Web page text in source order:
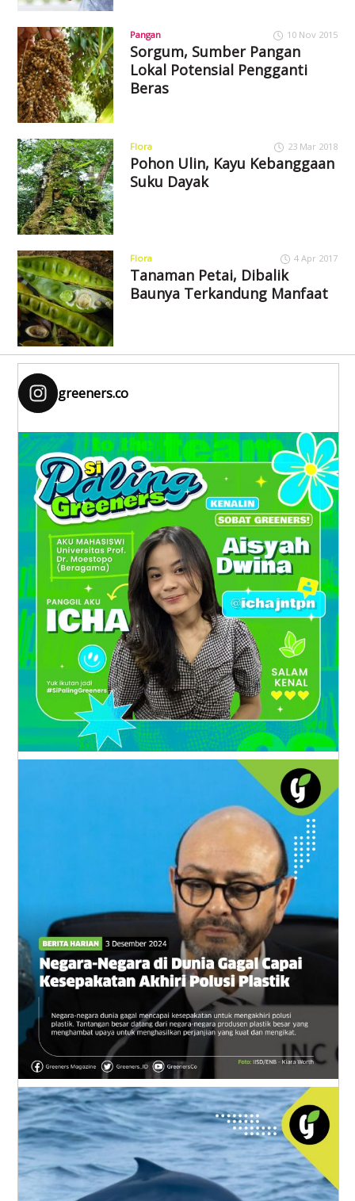
Pangan 10 Nov 2015
Sorgum, Sumber Pangan
Lokal Potensial Pengganti
Beras
Flora 23 Mar 2018
Pohon Ulin, Kayu Kebanggaan
Suku Dayak
Flora 4 Apr 2017
Tanaman Petai, Dibalik
Baunya Terkandung Manfaat
greeners.co